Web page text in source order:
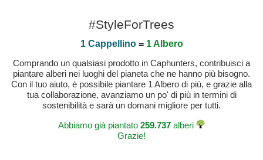
#StyleForTrees
1 Cappellino= 1 Albero
Comprando un qualsiasi prodotto in Caphunters, contribuisci a
piantare alberi nei luoghi del pianeta che ne hanno più bisogno.
Con il tuo aiuto, è possibile piantare 1 Albero di più, e grazie alla
tua collaborazione, avanziamo un po' di più in termini di
sostenibilità e sarà un domani migliore per tutti.
Abbiamo già piantato 259.737 alberi
Grazie!